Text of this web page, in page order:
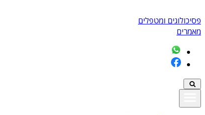
פסיכולוגים ומטפלים
מאמרים